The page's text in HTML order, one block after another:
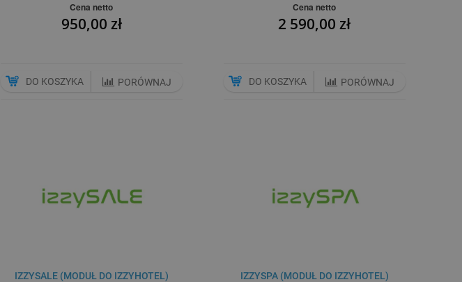
Cena netto
950,00 zł
DO KOSZYKA PORÓWNAJ
Cena netto
2 590,00 zł
DO KOSZYKA PORÓWNAJ
IZZYSALE (MODUŁ DO IZZYHOTEL) IZZYSPA (MODUŁ DO IZZYHOTEL)